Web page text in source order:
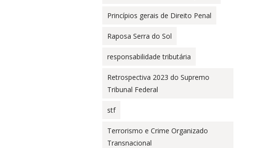
Princípios gerais de Direito Penal
Raposa Serra do Sol
responsabilidade tributária
Retrospectiva 2023 do Supremo
Tribunal Federal
stf
Terrorismo e Crime Organizado
Transnacional